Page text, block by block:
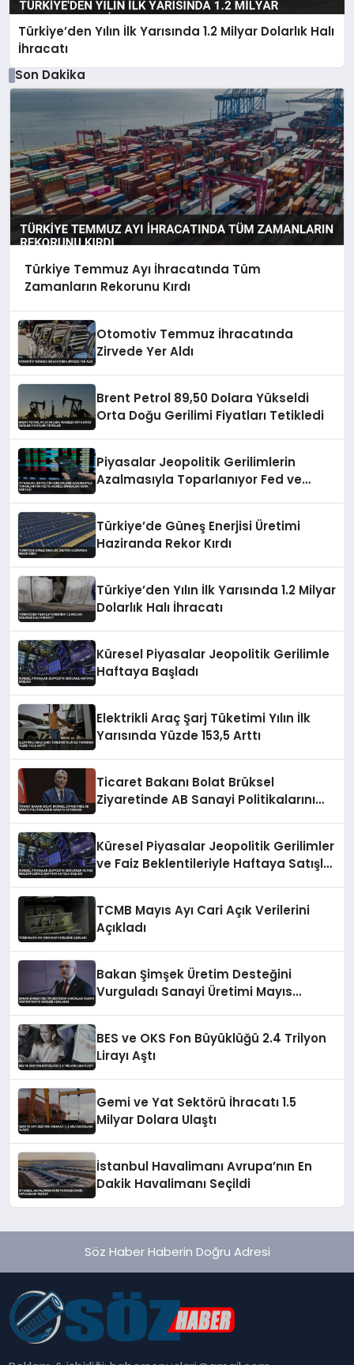
Türkiye’den Yılın İlk Yarısında 1.2 Milyar Dolarlık Halı
İhracatı
Son Dakika
Türkiye Temmuz Ayı İhracatında Tüm
Zamanların Rekorunu Kırdı
Otomotiv Temmuz İhracatında
Zirvede Yer Aldı
Brent Petrol 89,50 Dolara Yükseldi
Orta Doğu Gerilimi Fiyatları Tetikledi
Piyasalar Jeopolitik Gerilimlerin
Azalmasıyla Toparlanıyor Fed ve
Türkiye’de Güneş Enerjisi Üretimi
Haziranda Rekor Kırdı
Türkiye’den Yılın İlk Yarısında 1.2 Milyar
Dolarlık Halı İhracatı
Küresel Piyasalar Jeopolitik Gerilimle
Haftaya Başladı
Elektrikli Araç Şarj Tüketimi Yılın İlk
Yarısında Yüzde 153,5 Arttı
Ticaret Bakanı Bolat Brüksel
Ziyaretinde AB Sanayi Politikalarını
Küresel Piyasalar Jeopolitik Gerilimler
ve Faiz Beklentileriyle Haftaya Satışla
TCMB Mayıs Ayı Cari Açık Verilerini
Açıkladı
Bakan Şimşek Üretim Desteğini
Vurguladı Sanayi Üretimi Mayıs
BES ve OKS Fon Büyüklüğü 2.4 Trilyon
Lirayı Aştı
Gemi ve Yat Sektörü İhracatı 1.5
Milyar Dolara Ulaştı
İstanbul Havalimanı Avrupa’nın En
Dakik Havalimanı Seçildi
Söz Haber Haberin Doğru Adresi